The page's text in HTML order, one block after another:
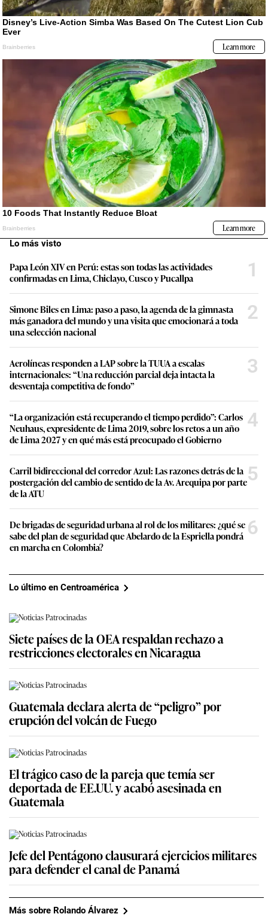
Lo más visto
Papa León XIV en Perú: estas son todas las actividades
confirmadas en Lima, Chiclayo, Cusco y Pucallpa
1
Simone Biles en Lima: paso a paso, la agenda de la gimnasta
más ganadora del mundo y una visita que emocionará a toda
una selección nacional
2
Aerolíneas responden a LAP sobre la TUUA a escalas
internacionales: “Una reducción parcial deja intacta la
desventaja competitiva de fondo”
3
“La organización está recuperando el tiempo perdido”: Carlos
Neuhaus, expresidente de Lima 2019, sobre los retos a un año
de Lima 2027 y en qué más está preocupado el Gobierno
4
Carril bidireccional del corredor Azul: Las razones detrás de la
postergación del cambio de sentido de la Av. Arequipa por parte
de la ATU
5
De brigadas de seguridad urbana al rol de los militares: ¿qué se
sabe del plan de seguridad que Abelardo de la Espriella pondrá
en marcha en Colombia?
6
Lo último en Centroamérica
Siete países de la OEA respaldan rechazo a
restricciones electorales en Nicaragua
Guatemala declara alerta de “peligro” por
erupción del volcán de Fuego
El trágico caso de la pareja que temía ser
deportada de EE.UU. y acabó asesinada en
Guatemala
Jefe del Pentágono clausurará ejercicios militares
para defender el canal de Panamá
Más sobre Rolando Álvarez